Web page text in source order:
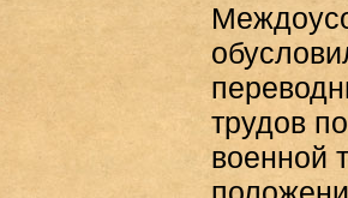
трудов
военной